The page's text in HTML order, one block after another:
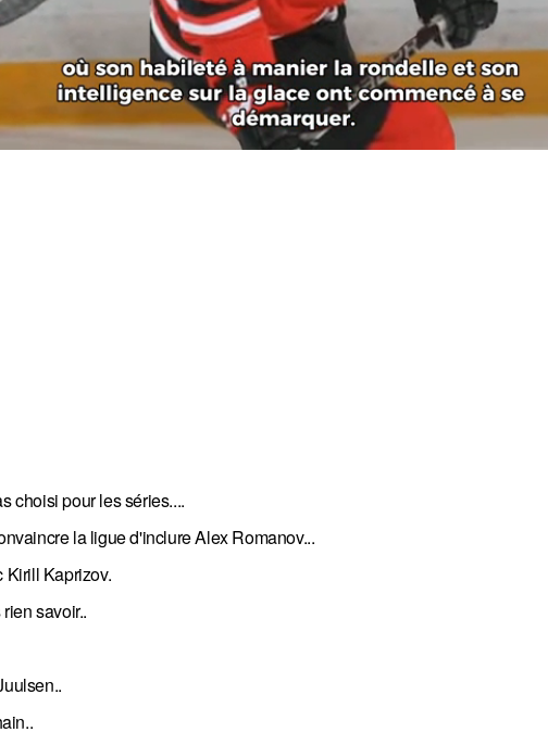
choisi pour les séries....
la ligue d'inclure Alex Romanov...
Kirill Kaprizov.
savoir..